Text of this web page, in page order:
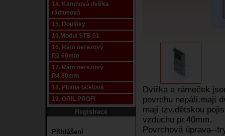
14. Kamnová dvířka
rádiusová
15. Doplňky
10.Modul STB 01
16. Rám nerezový
R2 60mm
17. Rám nerezový
R4 80mm
18. Plotna ocelová
19. GRIL PROFI
Registrace
Přihlášení
Dvířka a rámeček
povrchu nepálí,mají
mají tzv.dětskou
vzduchu pr.40mm.
Povrchová úprava--